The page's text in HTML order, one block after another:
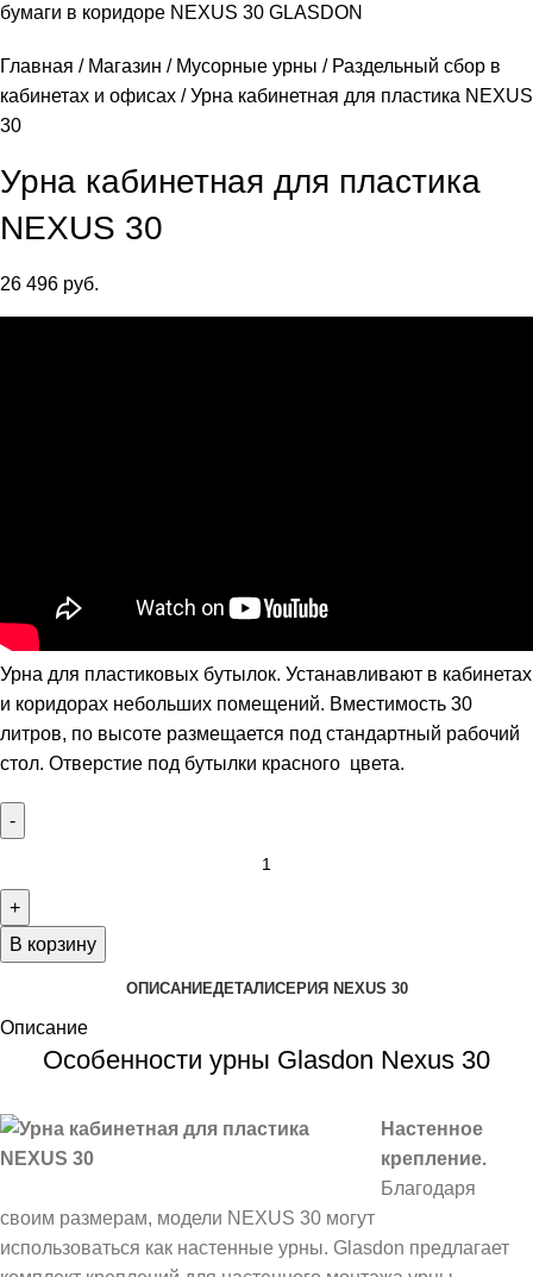
Главная Магазин Мусорные урны
Раздельный сбор в
кабинетах и офисах
Урна кабинетная для пластика NEXUS
30
Урна кабинетная для пластика
NEXUS 30
26 496 руб.
Урна для пластиковых бутылок. Устанавливают в кабинетах
и коридорах небольших помещений. Вместимость 30
литров, по высоте размещается под стандартный рабочий
стол. Отверстие под бутылки красного цвета.
В корзину
ОПИСАНИЕДЕТАЛИСЕРИЯ NEXUS 30
Описание
Особенности урны Glasdon Nexus 30
Настенное
крепление.
Благодаря
своим размерам, модели NEXUS 30 могут
использоваться как настенные урны. Glasdon предлагает